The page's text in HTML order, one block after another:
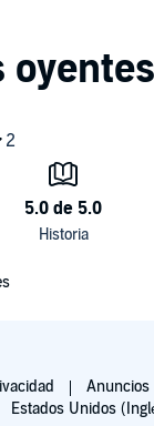
Anuncios
Estados Unidos